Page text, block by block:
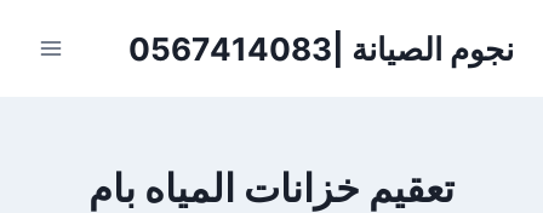
نجوم الصيانة |0567414083
تعقيم خزانات المياه بام